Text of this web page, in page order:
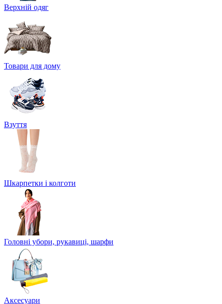
Верхній одяг
Товари для дому
Взуття
Шкарпетки і колготи
Головні убори, рукавиці, шарфи
Аксесуари